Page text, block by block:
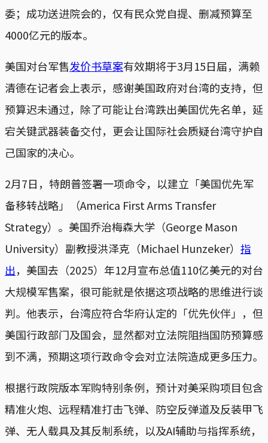
委；成功送进院会的，仅有民众党自提、删减预算至
4000亿元的版本。
美国对台军售发价书草案有效期将于3月15日届，满赖
清德在记者会上表示，感谢美国政府对台湾的支持，但
预算迟未通过，除了可能让台湾跌出美国优先名单，延
宕关键武器装备交付，更会让国际社会质疑台湾守护自
己国家的决心。
2月7日，特朗普签署一项命令，以建立「美国优先军
备移转战略」（America First Arms Transfer
Strategy）。美国乔治梅森大学（George Mason
University）副教授洪泽克（Michael Hunzeker） 指
出，美国去（2025）年12月宣布总值110亿美元的对台
大规模军售案，很可能就是依据这项战略的思维进行谈
判。他表示，台湾应符合华府认定的「优先伙伴」，但
美国行政部门及国会，显然都对立法院阻挡国防预算感
到不满，预期这项行政命令会对立法院造成更多压力。
根据行政院版本军购特别条例，预计对美采购项目包含
精准火炮、远程精准打击飞弹、防空反弹道及反装甲飞
弹、无人载具及其反制系统，以及AI辅助与指挥系统，